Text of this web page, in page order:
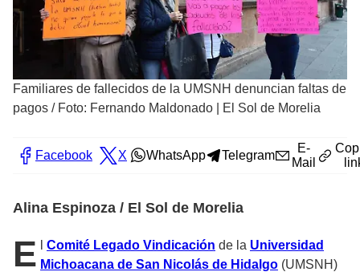
Familiares de fallecidos de la UMSNH denuncian faltas de
pagos / Foto: Fernando Maldonado | El Sol de Morelia
Facebook X WhatsApp Telegram
E-
Mail
Alina Espinoza / El Sol de Morelia
E Comité Legado Vindicación de la Universidad
Michoacana de San Nicolás de Hidalgo (UMSNH)